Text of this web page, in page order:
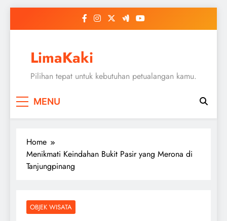
LimaKaki
Pilihan tepat untuk kebutuhan petualangan kamu.
MENU
Home
Menikmati Keindahan Bukit Pasir yang Merona di
Tanjungpinang
OBJEK WISATA